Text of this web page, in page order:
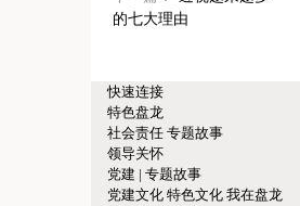
的七大理由
快速连接
特色盘龙
社会责任 专题故事
领导关怀
党建 | 专题故事
党建文化 特色文化 我在盘龙